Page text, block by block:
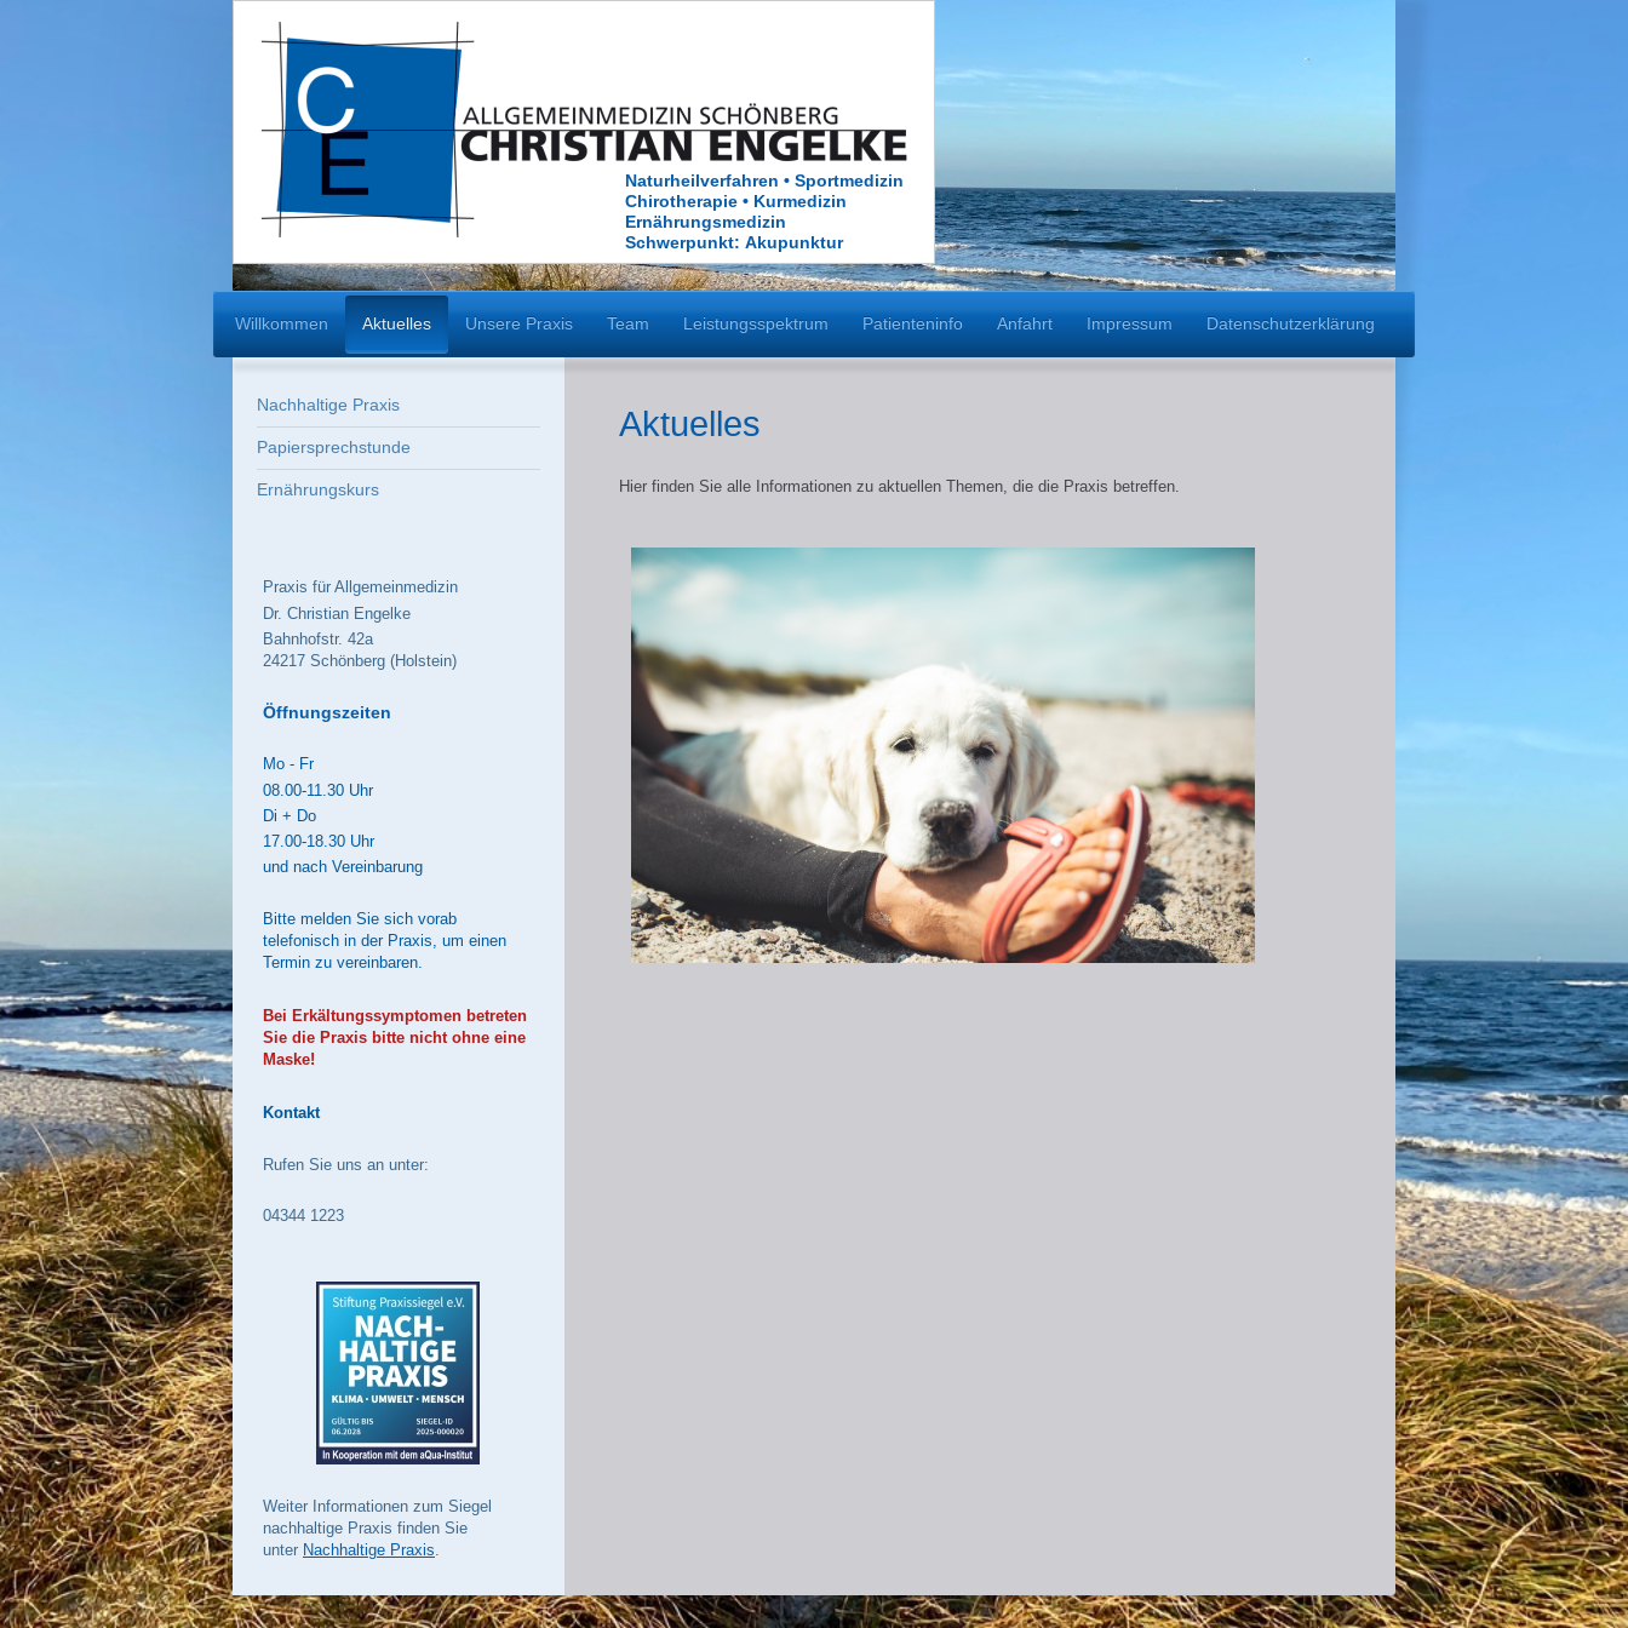
Naturheilverfahren • Sportmedizin
Chirotherapie • Kurmedizin
Ernährungsmedizin
Schwerpunkt: Akupunktur
Willkommen Aktuelles Unsere Praxis Team Leistungsspektrum Patienteninfo Anfahrt Impressum Datenschutzerklärung
Aktuelles
Hier finden Sie alle Informationen zu aktuellen Themen, die die Praxis betreffen.
Nachhaltige Praxis
Papiersprechstunde
Ernährungskurs
Praxis für Allgemeinmedizin
Dr. Christian Engelke
Bahnhofstr. 42a
24217 Schönberg (Holstein)
Öffnungszeiten
Mo - Fr
08.00-11.30 Uhr
Di + Do
17.00-18.30 Uhr
und nach Vereinbarung
Bitte melden Sie sich vorab
telefonisch in der Praxis, um einen
Termin zu vereinbaren.
Bei Erkältungssymptomen betreten
Sie die Praxis bitte nicht ohne eine
Maske!
Kontakt
Rufen Sie uns an unter:
04344 1223
Weiter Informationen zum Siegel
nachhaltige Praxis finden Sie
unter Nachhaltige Praxis